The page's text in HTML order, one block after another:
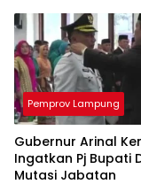
Pemprov Lampung
Gubernur Arinal
Ingatkan Pj Bupati
Mutasi Jabatan